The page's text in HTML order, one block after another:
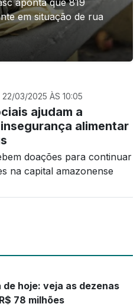
aponta que 819
em situação de rua
22/03/2025 ÀS 10:05
ajudam a
alimentar
doações para continuar
na capital amazonense
hoje: veja as dezenas
78 milhões